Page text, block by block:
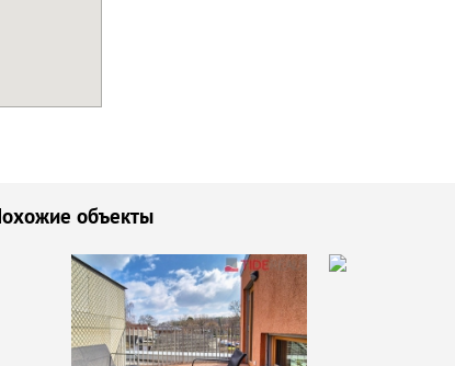
объекты